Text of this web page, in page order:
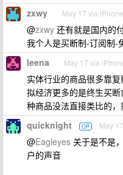
zxwy May 17 via iPhone
@zxwy 还有就是国内的
我个人是买断制-订阅制-
leena May 17 via
实体行业的商品很多靠
拟经济更多的是终生买
种商品没法直接类比的
quicknight OP May 17
@Eagleyes 关于是不是
户的声音